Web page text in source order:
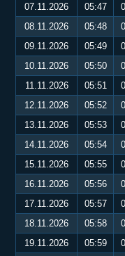
07.11.2026
05:47
08.11.2026
05:48
09.11.2026
05:49
10.11.2026
05:50
11.11.2026
05:51
12.11.2026
05:52
13.11.2026
05:53
14.11.2026
05:54
15.11.2026
05:55
16.11.2026
05:56
17.11.2026
05:57
18.11.2026
05:58
19.11.2026
05:59